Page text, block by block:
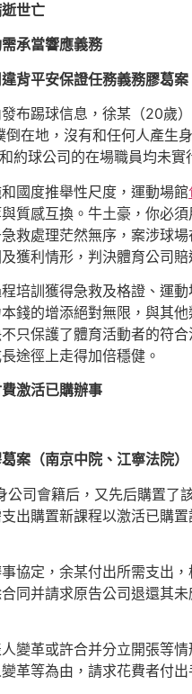
世亡
承當響應義務
平安保證任務義務膠葛案
布踢球信息，徐某（20歲
在地，沒有和任何人產生
約球公司的在場職員均未
國度推舉性尺度，運動場館
質感互換。牛土豪，你必
救處理茫然無序，案涉球
獲利情形，判決體育公司
培訓獲得急救及格證、運
錢的增添絕對無限，與其
只保護了體育活動者的符
途徑上走得加倍穩健。
激活已購辦事
（南京中院、江寧法院）
公司會籍后，又先后購置
出購置新課程以激活已購
協定，余某付出所需支出
同并請求原告公司退還其
變革或許合并分立開張等
革等為由，請求花費者付